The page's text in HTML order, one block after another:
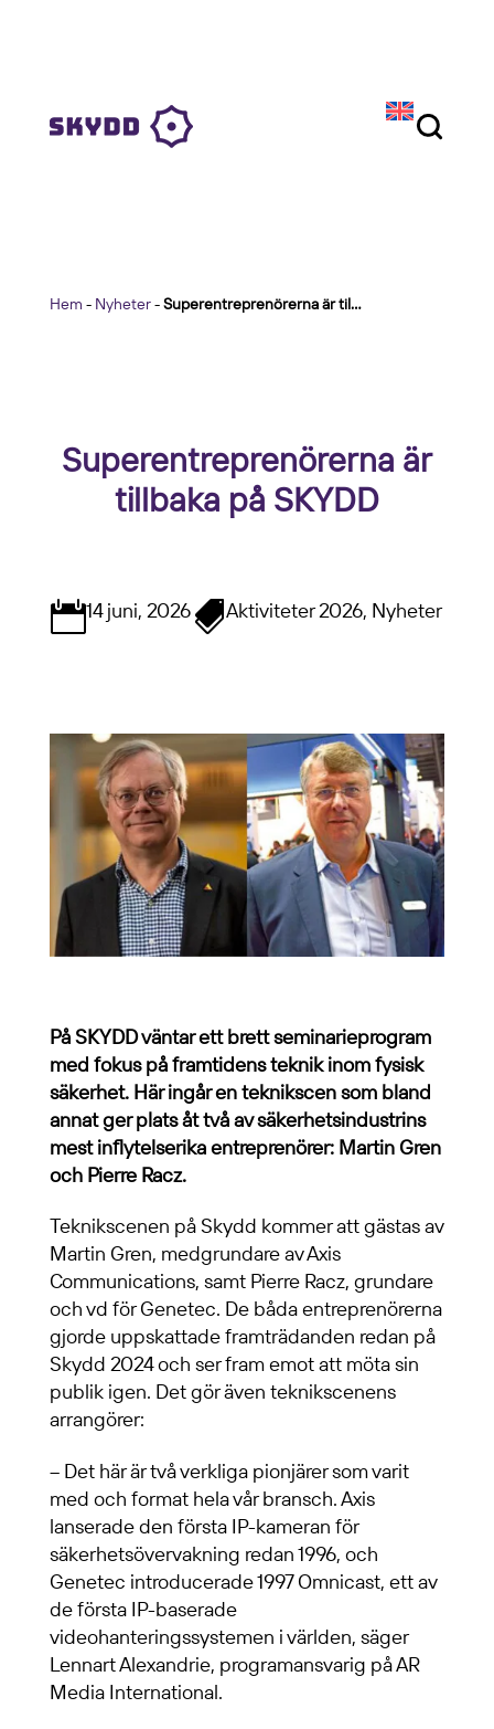
Hem - Nyheter- Superentreprenörerna är tillbaka på SKYDD
Superentreprenörerna är
tillbaka på SKYDD
14 juni, 2026Aktiviteter 2026, Nyheter
På SKYDD väntar ett brett seminarieprogram
med fokus på framtidens teknik inom fysisk
säkerhet. Här ingår en teknikscen som bland
annat ger plats åt två av säkerhetsindustrins
mest inflytelserika entreprenörer: Martin Gren
och Pierre Racz.
Teknikscenen på Skydd kommer att gästas av
Martin Gren, medgrundare av Axis
Communications, samt Pierre Racz, grundare
och vd för Genetec. De båda entreprenörerna
gjorde uppskattade framträdanden redan på
Skydd 2024 och ser fram emot att möta sin
publik igen. Det gör även teknikscenens
arrangörer:
– Det här är två verkliga pionjärer som varit
med och format hela vår bransch. Axis
lanserade den första IP-kameran för
säkerhetsövervakning redan 1996, och
Genetec introducerade 1997 Omnicast, ett av
de första IP-baserade
videohanteringssystemen i världen, säger
Lennart Alexandrie, programansvarig på AR
Media International.